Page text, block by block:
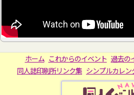
ホーム これからのイベント 過去の
同人誌印刷所リンク集 シンプルカレン